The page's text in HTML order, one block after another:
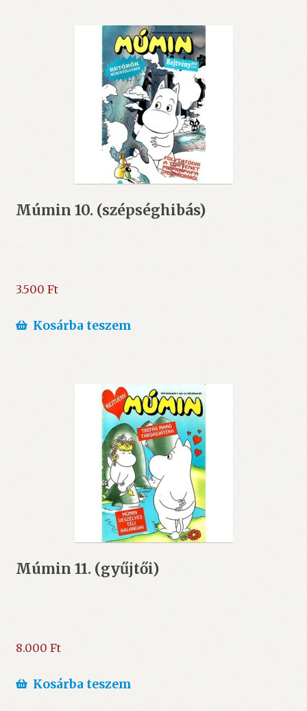
Múmin 10. (szépséghibás)
3.500 Ft
Kosárba teszem
Múmin 11. (gyűjtői)
8.000 Ft
Kosárba teszem